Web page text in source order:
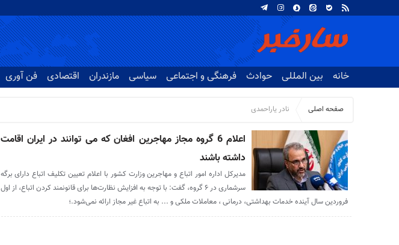
خانه بین المللی حوادث فرهنگی و اجتماعی سیاسی مازندران اقتصادی فن آوری
صفحه اصلی نادر یاراحمدی
اعلام 6 گروه مجاز مهاجرین افغان که می توانند در ایران اقامت
داشته باشند
مدیرکل اداره امور اتباع و مهاجرین وزارت کشور با اعلام تعیین تکلیف اتباع دارای برگه
سرشماری در ۶ گروه، گفت: با توجه به افزایش نظارت‌ها برای قانونمند کردن اتباع، از اول
فروردین سال آینده خدمات بهداشتی، درمانی ، معاملات ملکی و ... به اتباع غیر مجاز ارائه نمی‌شود.؛